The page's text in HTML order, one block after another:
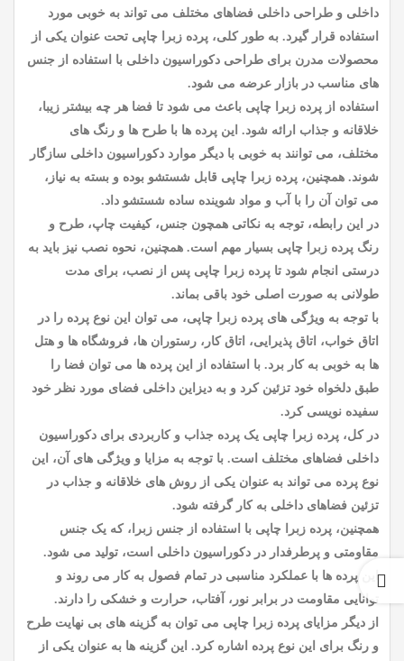
داخلی و طراحی داخلی فضاهای مختلف می تواند به خوبی مورد
استفاده قرار گیرد. به طور کلی، پرده زبرا چاپی تحت عنوان یکی از
محصولات مدرن برای طراحی دکوراسیون داخلی با استفاده از جنس
های مناسب در بازار عرضه می شود.
استفاده از پرده زبرا چاپی باعث می شود تا فضا هر چه بیشتر زیبا،
خلاقانه و جذاب ارائه شود. این پرده ها با طرح ها و رنگ های
مختلف، می توانند به خوبی با دیگر موارد دکوراسیون داخلی سازگار
شوند. همچنین، پرده زبرا چاپی قابل شستشو بوده و بسته به نیاز،
می توان آن را با آب و مواد شوینده ساده شستشو داد.
در این رابطه، توجه به نکاتی همچون جنس، کیفیت چاپ، طرح و
رنگ پرده زبرا چاپی بسیار مهم است. همچنین، نحوه نصب نیز باید به
درستی انجام شود تا پرده زبرا چاپی پس از نصب، برای مدت
طولانی به صورت اصلی خود باقی بماند.
با توجه به ویژگی های پرده زبرا چاپی، می توان این نوع پرده را در
اتاق خواب، اتاق پذیرایی، اتاق کار، رستوران ها، فروشگاه ها و هتل
ها به خوبی به کار برد. با استفاده از این پرده ها می توان فضا را
طبق دلخواه خود تزئین کرد و به دیزاین داخلی فضای مورد نظر خود
سفیده نویسی کرد.
در کل، پرده زبرا چاپی یک پرده جذاب و کاربردی برای دکوراسیون
داخلی فضاهای مختلف است. با توجه به مزایا و ویژگی های آن، این
نوع پرده می تواند به عنوان یکی از روش های خلاقانه و جذاب در
تزئین فضاهای داخلی به کار گرفته شود.
همچنین، پرده زبرا چاپی با استفاده از جنس زبرا، که یک جنس
مقاومتی و پرطرفدار در دکوراسیون داخلی است، تولید می شود.
این پرده ها با عملکرد مناسبی در تمام فصول به کار می روند و
توانایی مقاومت در برابر نور، آفتاب، حرارت و خشکی را دارند.
از دیگر مزایای پرده زبرا چاپی می توان به گزینه های بی نهایت طرح
و رنگ برای این نوع پرده اشاره کرد. این گزینه ها به عنوان یکی از